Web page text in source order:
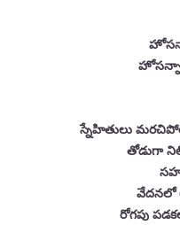
హోసన్నా
స్నేహితులు
తోడుగా
వేదనలో
రోగపు